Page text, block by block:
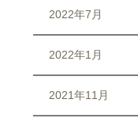
2022年7月
2022年1月
2021年11月